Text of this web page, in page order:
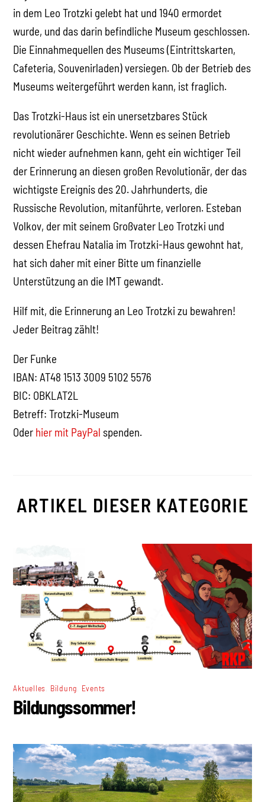
in dem Leo Trotzki gelebt hat und 1940 ermordet
wurde, und das darin befindliche Museum geschlossen.
Die Einnahmequellen des Museums (Eintrittskarten,
Cafeteria, Souvenirladen) versiegen. Ob der Betrieb des
Museums weitergeführt werden kann, ist fraglich.
Das Trotzki-Haus ist ein unersetzbares Stück
revolutionärer Geschichte. Wenn es seinen Betrieb
nicht wieder aufnehmen kann, geht ein wichtiger Teil
der Erinnerung an diesen großen Revolutionär, der das
wichtigste Ereignis des 20. Jahrhunderts, die
Russische Revolution, mitanführte, verloren. Esteban
Volkov, der mit seinem Großvater Leo Trotzki und
dessen Ehefrau Natalia im Trotzki-Haus gewohnt hat,
hat sich daher mit einer Bitte um finanzielle
Unterstützung an die IMT gewandt.
Hilf mit, die Erinnerung an Leo Trotzki zu bewahren!
Jeder Beitrag zählt!
Der Funke
IBAN: AT48 1513 3009 5102 5576
BIC: OBKLAT2L
Betreff: Trotzki-Museum
Oder hier mit PayPal spenden.
ARTIKEL DIESER KATEGORIE
Aktuelles Bildung Events
Bildungssommer!